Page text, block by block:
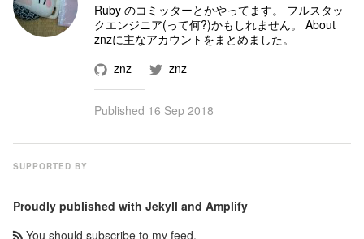
Ruby のコミッターとかやってます。 フルスタッ
クエンジニア(って何?)かもしれません。 About
znzに主なアカウントをまとめました。
znz
znz
Published 16 Sep 2018
SUPPORTED BY
Proudly published with Jekyll and Amplify
You should subscribe to my feed.